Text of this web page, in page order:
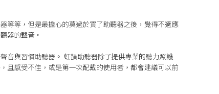
等等，但是最擔心的莫過於買了助聽器之後，覺得不適應
器的聲音。
音與習慣助聽器。 虹韻助聽器除了提供專業的聽力照護
且感受不佳，或是第一次配戴的使用者，都會建議可以前